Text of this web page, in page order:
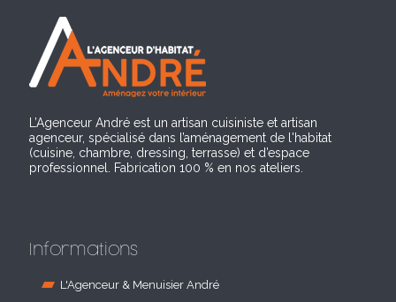
L’Agenceur André est un artisan cuisiniste et artisan
agenceur, spécialisé dans l’aménagement de l'habitat
(cuisine, chambre, dressing, terrasse) et d’espace
professionnel. Fabrication 100 % en nos ateliers.
Informations
L'Agenceur & Menuisier André